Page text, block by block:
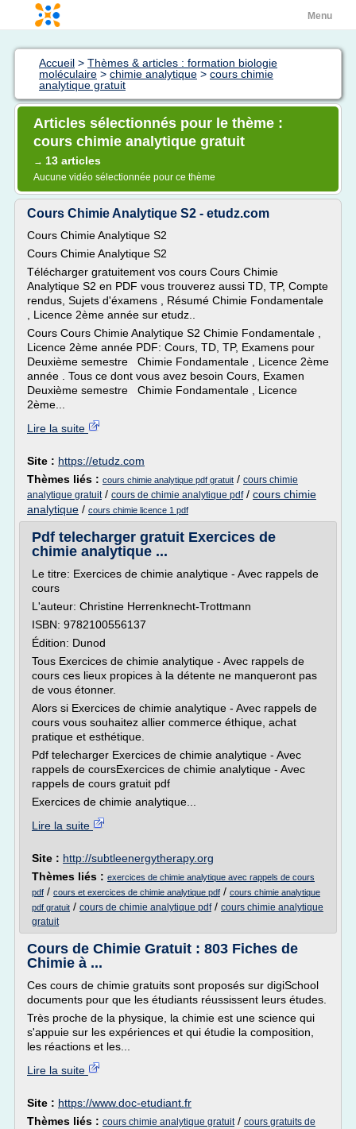
Menu
Accueil > Thèmes & articles : formation biologie
moléculaire > chimie analytique > cours chimie
analytique gratuit
Articles sélectionnés pour le thème :
cours chimie analytique gratuit
→ 13 articles
Aucune vidéo sélectionnée pour ce thème
Cours Chimie Analytique S2 - etudz.com
Cours Chimie Analytique S2
Cours Chimie Analytique S2
Télécharger gratuitement vos cours Cours Chimie
Analytique S2 en PDF vous trouverez aussi TD, TP, Compte
rendus, Sujets d'éxamens , Résumé Chimie Fondamentale
, Licence 2ème année sur etudz..
Cours Cours Chimie Analytique S2 Chimie Fondamentale ,
Licence 2ème année PDF: Cours, TD, TP, Examens pour
Deuxième semestre Chimie Fondamentale , Licence 2ème
année . Tous ce dont vous avez besoin Cours, Examen
Deuxième semestre Chimie Fondamentale , Licence
2ème...
Lire la suite
Site : https://etudz.com
Thèmes liés : cours chimie analytique pdf gratuit / cours chimie
analytique gratuit/ cours de chimie analytique pdf/ cours chimie
analytique / cours chimie licence 1 pdf
Pdf telecharger gratuit Exercices de
chimie analytique ...
Le titre: Exercices de chimie analytique - Avec rappels de
cours
L'auteur: Christine Herrenknecht-Trottmann
ISBN: 9782100556137
Édition: Dunod
Tous Exercices de chimie analytique - Avec rappels de
cours ces lieux propices à la détente ne manqueront pas
de vous étonner.
Alors si Exercices de chimie analytique - Avec rappels de
cours vous souhaitez allier commerce éthique, achat
pratique et esthétique.
Pdf telecharger Exercices de chimie analytique - Avec
rappels de coursExercices de chimie analytique - Avec
rappels de cours gratuit pdf
Exercices de chimie analytique...
Lire la suite
Site : http://subtleenergytherapy.org
Thèmes liés : exercices de chimie analytique avec rappels de cours
pdf / cours et exercices de chimie analytique pdf / cours chimie analytique
pdf gratuit / cours de chimie analytique pdf/ cours chimie analytique
gratuit
Cours de Chimie Gratuit : 803 Fiches de
Chimie à ...
Ces cours de chimie gratuits sont proposés sur digiSchool
documents pour que les étudiants réussissent leurs études.
Très proche de la physique, la chimie est une science qui
s'appuie sur les expériences et qui étudie la composition,
les réactions et les...
Lire la suite
Site : https://www.doc-etudiant.fr
Thèmes liés : cours chimie analytique gratuit/ cours gratuits de